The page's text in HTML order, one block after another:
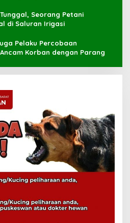
Seorang Petani
di Saluran Irigasi
Pelaku Percobaan
Korban dengan Parang